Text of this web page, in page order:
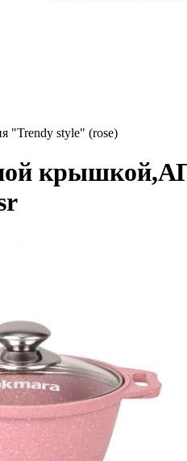
"Trendy style" (rose)